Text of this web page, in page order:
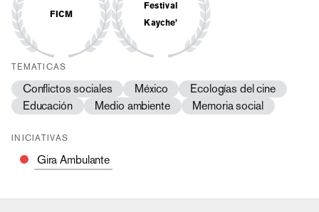
FICM
Festival
Kayche’
TEMATICAS
Conflictos sociales México
Ecologías del cine
Educación
Medio ambiente Memoria social
INICIATIVAS
Gira Ambulante